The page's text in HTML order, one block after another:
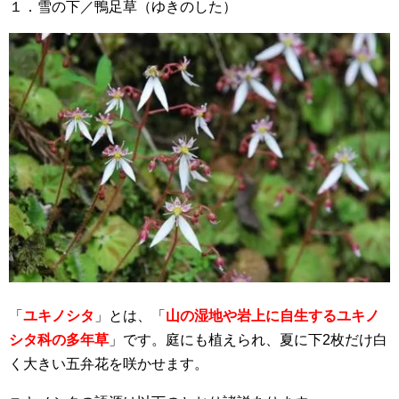
１．雪の下／鴨足草（ゆきのした）
「 ユキノシタ 」とは、「 山の湿地や岩上に自生するユキノ
シタ科の多年草 」です。庭にも植えられ、夏に下2枚だけ白
く大きい五弁花を咲かせます。